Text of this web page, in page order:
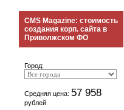
CMS Magazine: стоимость
создания корп. сайта в
Приволжском ФО
Город:
Средняя цена: 57 958
рублей